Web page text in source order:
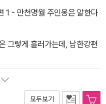
1 - 만천명월 주인옹은 말한다
그렇게 흘러가는데, 남한강편
모두보기